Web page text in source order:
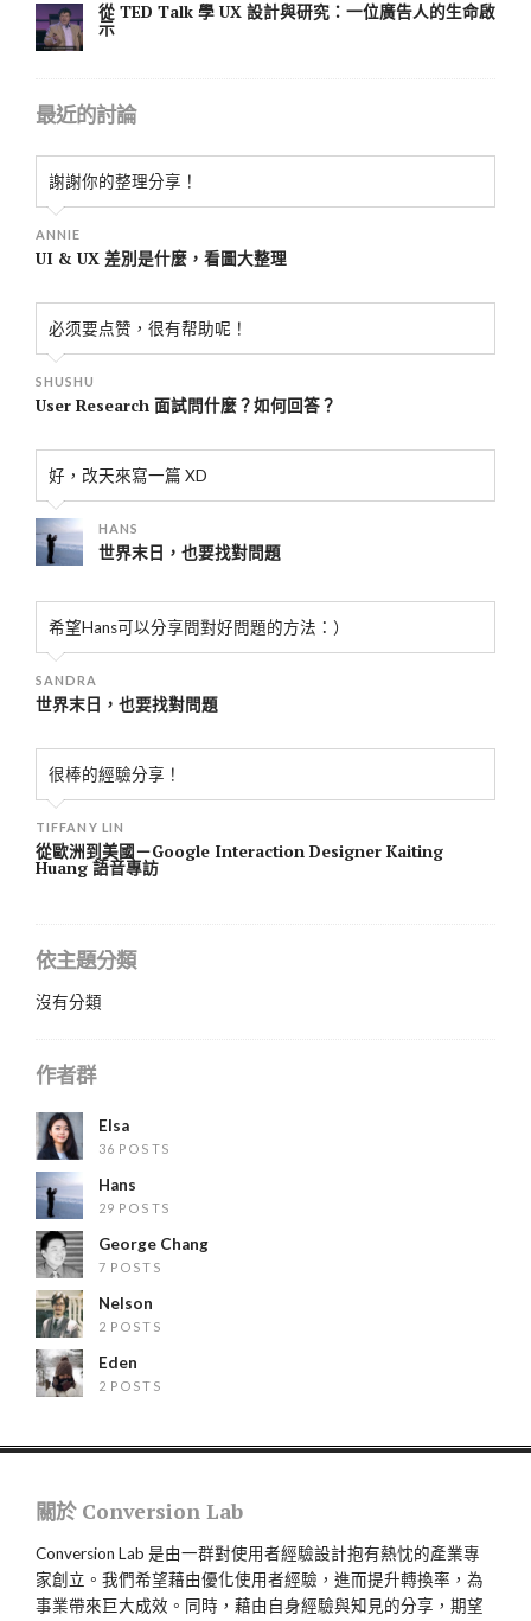
從 TED Talk 學 UX 設計與研究：一位廣告人的生命啟
示
最近的討論
謝謝你的整理分享！
ANNIE
UI & UX 差別是什麼，看圖大整理
必须要点赞，很有帮助呢！
SHUSHU
User Research 面試問什麼？如何回答？
好，改天來寫一篇 XD
HANS
世界末日，也要找對問題
希望Hans可以分享問對好問題的方法：）
SANDRA
世界末日，也要找對問題
很棒的經驗分享！
TIFFANY LIN
從歐洲到美國－Google Interaction Designer Kaiting
Huang 語音專訪
依主題分類
沒有分類
作者群
Elsa
36 POSTS
Hans
29 POSTS
George Chang
7 POSTS
Nelson
2 POSTS
Eden
2 POSTS
關於 Conversion Lab
Conversion Lab 是由一群對使用者經驗設計抱有熱忱的產業專
家創立。我們希望藉由優化使用者經驗，進而提升轉換率，為
事業帶來巨大成效。同時，藉由自身經驗與知見的分享，期望